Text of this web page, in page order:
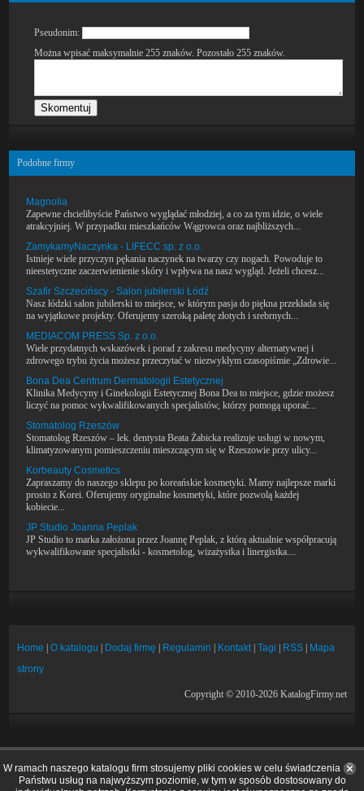
Pseudonim:
Można wpisać maksymalnie 255 znaków. Pozostało255 znaków.
Podobne firmy
Magnolia
Zapewne chcielibyście Państwo wyglądać młodziej, a co za tym idzie, o wiele
atrakcyjniej. W przypadku mieszkańców Wągrowca oraz najbliższych...
ZamykamyNaczynka - LIFECC sp. z o.o.
Istnieje wiele przyczyn pękania naczynek na twarzy czy nogach. Powoduje to
nieestetyczne zaczerwienienie skóry i wpływa na nasz wygląd. Jeżeli chcesz...
Szafir Szczecińscy - Salon jubilerski Łódź
Nasz łódzki salon jubilerski to miejsce, w którym pasja do piękna przekłada się
na wyjątkowe projekty. Oferujemy szeroką paletę złotych i srebrnych...
MEDIACOM PRESS Sp. z o.o.
Wiele przydatnych wskazówek i porad z zakresu medycyny alternatywnej i
zdrowego trybu życia możesz przeczytać w niezwykłym czasopiśmie „Zdrowie...
Bona Dea Centrum Dermatologii Estetycznej
Klinika Medycyny i Ginekologii Estetycznej Bona Dea to miejsce, gdzie możesz
liczyć na pomoc wykwalifikowanych specjalistów, którzy pomogą uporać...
Stomatolog Rzeszów
Stomatolog Rzeszów – lek. dentysta Beata Żabicka realizuje usługi w nowym,
klimatyzowanym pomieszczeniu mieszczącym się w Rzeszowie przy ulicy...
Korbeauty Cosmetics
Zapraszamy do naszego sklepu po koreańskie kosmetyki. Mamy najlepsze marki
prosto z Korei. Oferujemy oryginalne kosmetyki, które pozwolą każdej
kobiecie...
JP Studio Joanna Peplak
JP Studio to marka założona przez Joannę Peplak, z którą aktualnie współpracują
wykwalifikowane specjalistki - kosmetolog, wizażystka i linergistka....
Home |O katalogu Dodaj firmę Regulamin Kontakt|Tagi RSS
Mapa
strony
Copyright © 2010-2026 KatalogFirmy.net
W ramach naszego katalogu firm stosujemy pliki cookies w celu świadczenia
Państwu usług na najwyższym poziomie, w tym w sposób dostosowany do